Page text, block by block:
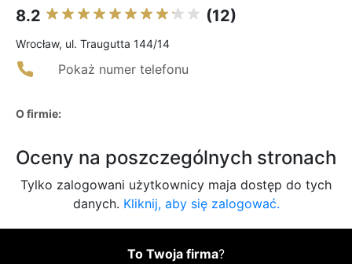
8.2 (12)
Wrocław, ul. Traugutta 144/14
Pokaż numer telefonu
O firmie:
Oceny na poszczególnych stronach
Tylko zalogowani użytkownicy maja dostęp do tych
danych. Kliknij, aby się zalogować.
To Twoja firma?